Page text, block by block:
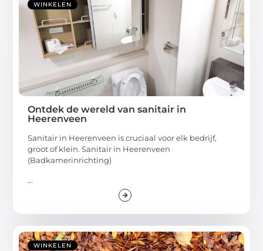
WINKELEN
Ontdek de wereld van sanitair in
Heerenveen
Sanitair in Heerenveen is cruciaal voor elk bedrijf,
groot of klein. Sanitair in Heerenveen
(Badkamerinrichting)
...
WINKELEN